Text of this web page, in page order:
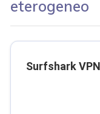
eterogeneo
Surfshark VPN